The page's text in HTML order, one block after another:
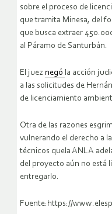
sobre el proceso de
que tramita Minesa, del
que busca extraer
al Páramo de Santurbán.
El juez negó la acción
a las solicitudes de
de licenciamiento
Otra de las razones
vulnerando el derecho a
técnicos quela ANLA
del proyecto aún no está
entregarlo.
Fuente:https://